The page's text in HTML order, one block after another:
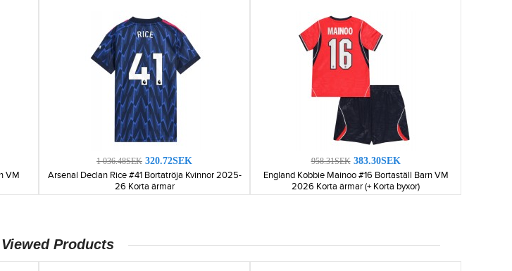
VM
1 036.48SEK 320.72SEK
Arsenal Declan Rice #41 Bortatröja Kvinnor 2025-
26 Korta ärmar
958.31SEK 383.30SEK
England Kobbie Mainoo #16 Bortaställ Barn VM
2026 Korta ärmar (+ Korta byxor)
Products